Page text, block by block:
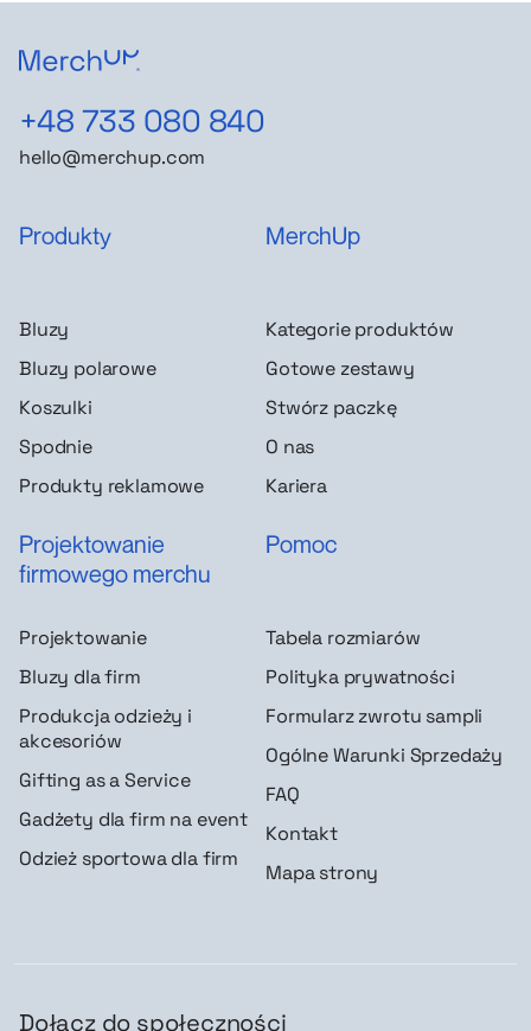
+48 733 080 840
hello@merchup.com
Produkty
Bluzy
Bluzy polarowe
Koszulki
Spodnie
Produkty reklamowe
MerchUp
Kategorie produktów
Gotowe zestawy
Stwórz paczkę
O nas
Kariera
Projektowanie
firmowego merchu
Projektowanie
Bluzy dla firm
Produkcja odzieży i
akcesoriów
Gifting as a Service
Gadżety dla firm na event
Odzież sportowa dla firm
Pomoc
Tabela rozmiarów
Polityka prywatności
Formularz zwrotu sampli
Ogólne Warunki Sprzedaży
FAQ
Kontakt
Mapa strony
Dołącz do społeczności